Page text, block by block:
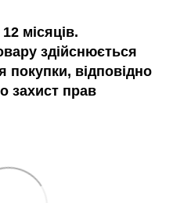
місяців.
здійснюється
покупки, відповідно
захист прав